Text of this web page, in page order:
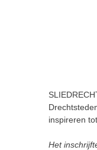
inspireren
Het